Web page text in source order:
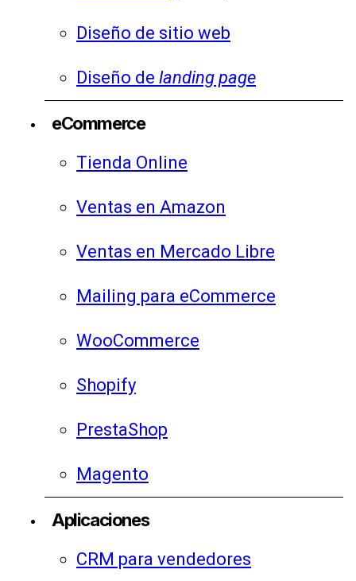
Diseño de sitio web
Diseño de landing page
eCommerce
Tienda Online
Ventas en Amazon
Ventas en Mercado Libre
Mailing para eCommerce
WooCommerce
Shopify
PrestaShop
Magento
Aplicaciones
CRM para vendedores